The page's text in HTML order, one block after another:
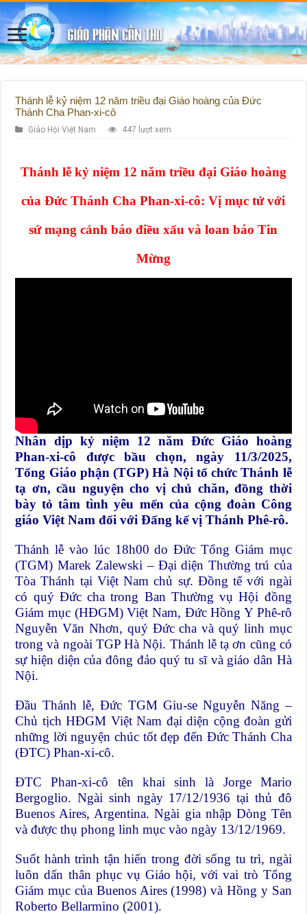
Thánh lễ kỷ niệm 12 năm triều đại Giáo hoàng của Đức
Thánh Cha Phan-xi-cô
Giáo Hội Việt Nam 447 lượt xem
Thánh lễ kỷ niệm 12 năm triều đại Giáo hoàng
của Đức Thánh Cha Phan-xi-cô: Vị mục tử với
sứ mạng cảnh báo điều xấu và loan báo Tin
Mừng
Nhân dịp kỷ niệm 12 năm Đức Giáo hoàng
Phan-xi-cô được bầu chọn, ngày 11/3/2025,
Tổng Giáo phận (TGP) Hà Nội tổ chức Thánh lễ
tạ ơn, cầu nguyện cho vị chủ chăn, đồng thời
bày tỏ tâm tình yêu mến của cộng đoàn Công
giáo Việt Nam đối với Đấng kế vị Thánh Phê-rô.
Thánh lễ vào lúc 18h00 do Đức Tổng Giám mục
(TGM) Marek Zalewski – Đại diện Thường trú của
Tòa Thánh tại Việt Nam chủ sự. Đồng tế với ngài
có quý Đức cha trong Ban Thường vụ Hội đồng
Giám mục (HĐGM) Việt Nam, Đức Hồng Y Phê-rô
Nguyễn Văn Nhơn, quý Đức cha và quý linh mục
trong và ngoài TGP Hà Nội. Thánh lễ tạ ơn cũng có
sự hiện diện của đông đảo quý tu sĩ và giáo dân Hà
Nội.
Đầu Thánh lễ,Đức TGM Giu-se Nguyễn Năng –
Chủ tịch HĐGM Việt Nam đại diện cộng đoàn gửi
những lời nguyện chúc tốt đẹp đến Đức Thánh Cha
(ĐTC) Phan-xi-cô.
ĐTC Phan-xi-cô tên khai sinh là Jorge Mario
Bergoglio. Ngài sinh ngày 17/12/1936 tại thủ đô
Buenos Aires, Argentina. Ngài gia nhập Dòng Tên
và được thụ phong linh mục vào ngày 13/12/1969.
Suốt hành trình tận hiến trong đời sống tu trì, ngài
luôn dấn thân phục vụ Giáo hội, với vai trò Tổng
Giám mục của Buenos Aires (1998) và Hồng y San
Roberto Bellarmino (2001).